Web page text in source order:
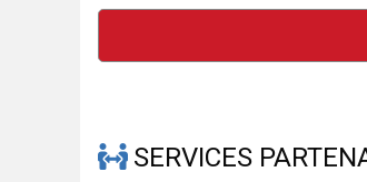
SERVICES